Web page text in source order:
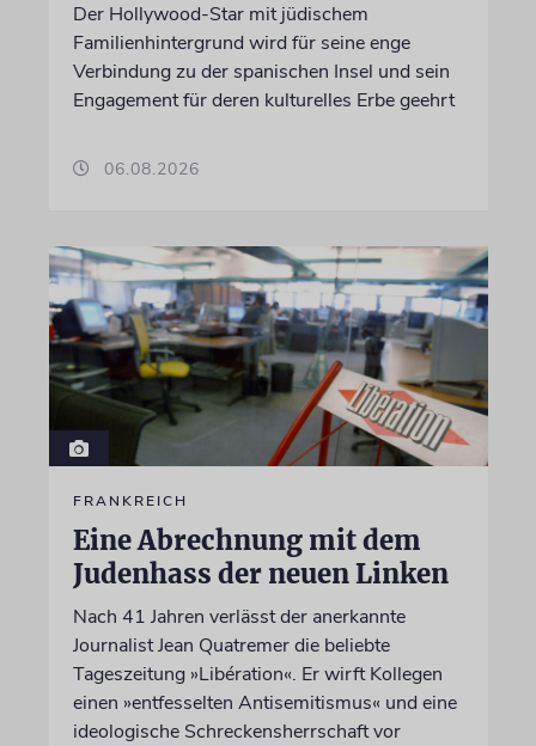
Der Hollywood-Star mit jüdischem
Familienhintergrund wird für seine enge
Verbindung zu der spanischen Insel und sein
Engagement für deren kulturelles Erbe geehrt
06.08.2026
FRANKREICH
Eine Abrechnung mit dem
Judenhass der neuen Linken
Nach 41 Jahren verlässt der anerkannte
Journalist Jean Quatremer die beliebte
Tageszeitung »Libération«. Er wirft Kollegen
einen »entfesselten Antisemitismus« und eine
ideologische Schreckensherrschaft vor